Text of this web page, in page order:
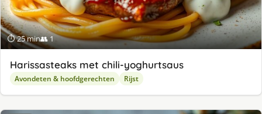
⏱ 25 min👥 1
Harissasteaks met chili-yoghurtsaus
Avondeten & hoofdgerechten Rijst